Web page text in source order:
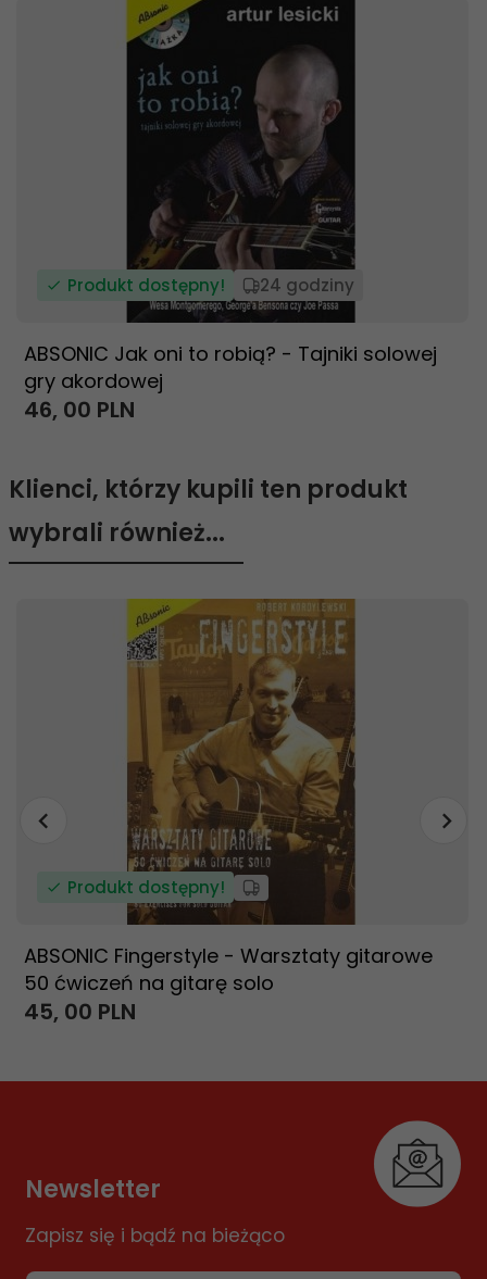
Produkt dostępny! 24 godziny
ABSONIC Jak oni to robią? - Tajniki solowej
gry akordowej
46, 00 PLN
Klienci, którzy kupili ten produkt
wybrali również...
Produkt dostępny!
ABSONIC Fingerstyle - Warsztaty gitarowe
50 ćwiczeń na gitarę solo
45, 00 PLN
Newsletter
Zapisz się i bądź na bieżąco